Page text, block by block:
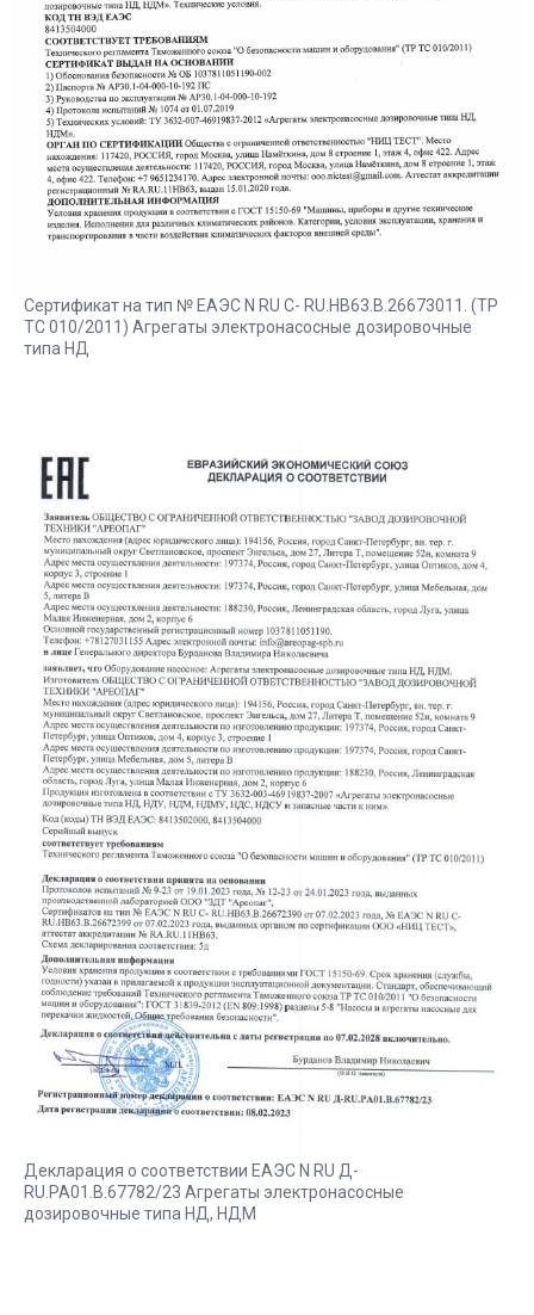
Сертификат на тип № ЕАЭС N RU С- RU.HB63.B.26673011. (ТР
ТС 010/2011) Агрегаты электронасосные дозировочные
типа НД
Декларация о соответствии ЕАЭС N RU Д-
RU.РА01.В.67782/23 Агрегаты электронасосные
дозировочные типа НД, НДМ